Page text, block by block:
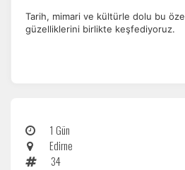
kullanıcıların nerede zorluk
yardımcı olur.
Tarih, mimari ve kültürle dolu bu
güzelliklerini birlikte keşfediyoruz.
1 Gün
Edirne
34